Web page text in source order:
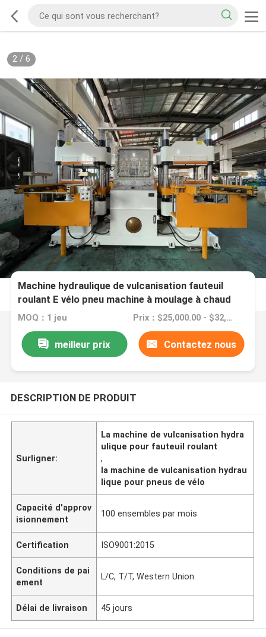
2/ 6
Machine hydraulique de vulcanisation fauteuil
roulant E vélo pneu machine à moulage à chaud
MOQ：1 jeu Prix：$25,000.00 - $32,800.00/sets
meilleur prix Contactez nous
DESCRIPTION DE PRODUIT
Surligner:
La machine de vulcanisation hydra
ulique pour fauteuil roulant
,
la machine de vulcanisation hydrau
lique pour pneus de vélo
Capacité d'approv
isionnement
100 ensembles par mois
Certification ISO9001:2015
Conditions de pai
ement
L/C, T/T, Western Union
Délai de livraison 45 jours